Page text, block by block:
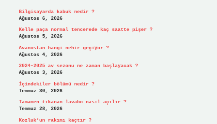
Bilgisayarda kabuk nedir ?
Ağustos 6, 2026
Kelle paça normal tencerede kaç saatte pişer ?
Ağustos 5, 2026
Avanostan hangi nehir geçiyor ?
Ağustos 4, 2026
2024-2025 av sezonu ne zaman başlayacak ?
Ağustos 3, 2026
İçindekiler bölümü nedir ?
Temmuz 30, 2026
Tamamen tıkanan lavabo nasıl açılır ?
Temmuz 28, 2026
Kozluk’un rakımı kaçtır ?